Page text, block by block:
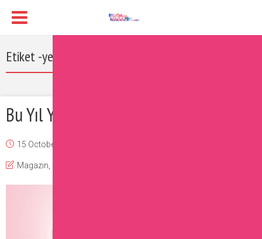
Etiket -yeni ünlü olan isimler
Bu Yıl Yıldızı Parlayan Ünlüler
15 October 2016
Magazin